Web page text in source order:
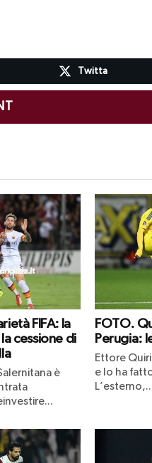
Twitta
FIFA: la
cessione di
è
FOTO.
Perugia:
Ettore
e lo ha